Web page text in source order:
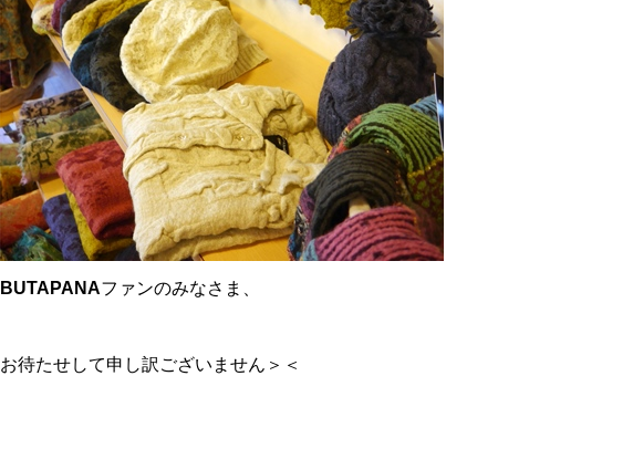
BUTAPANAファンのみなさま、
お待たせして申し訳ございません＞＜